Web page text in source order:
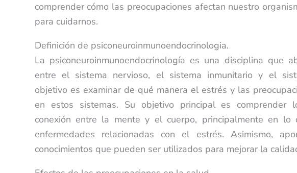
comprender cómo las preocupaciones afectan nuestro
para cuidarnos.
Definición de psiconeuroinmunoendocrinologia.
La psiconeuroinmunoendocrinología es una disciplina que
entre el sistema nervioso, el sistema inmunitario y el
objetivo es examinar de qué manera el estrés y las
en estos sistemas. Su objetivo principal es comprender
conexión entre la mente y el cuerpo, principalmente en lo
enfermedades relacionadas con el estrés. Asimismo,
conocimientos que pueden ser utilizados para mejorar la